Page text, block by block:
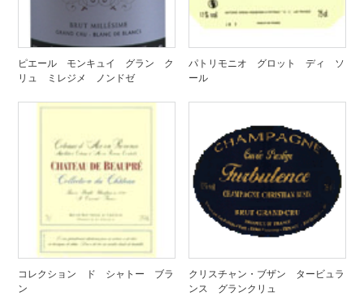
ピエール モンキュイ グラン ク
リュ ミレジメ ノンドゼ
パトリモニオ グロット ディ ソ
ール
コレクション ド シャトー ブラ
ン
クリスチャン・ブザン タービュラ
ンス グランクリュ